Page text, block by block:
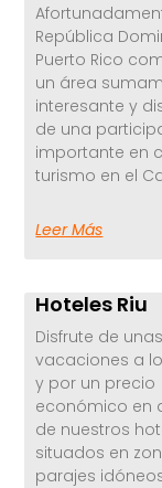
República
Puerto Rico
un área
interesante y
de una
importante en
turismo en el
Leer Más
Hoteles Riu
Disfrute de unas
vacaciones a
y por un precio
económico en
de nuestros
situados en
parajes